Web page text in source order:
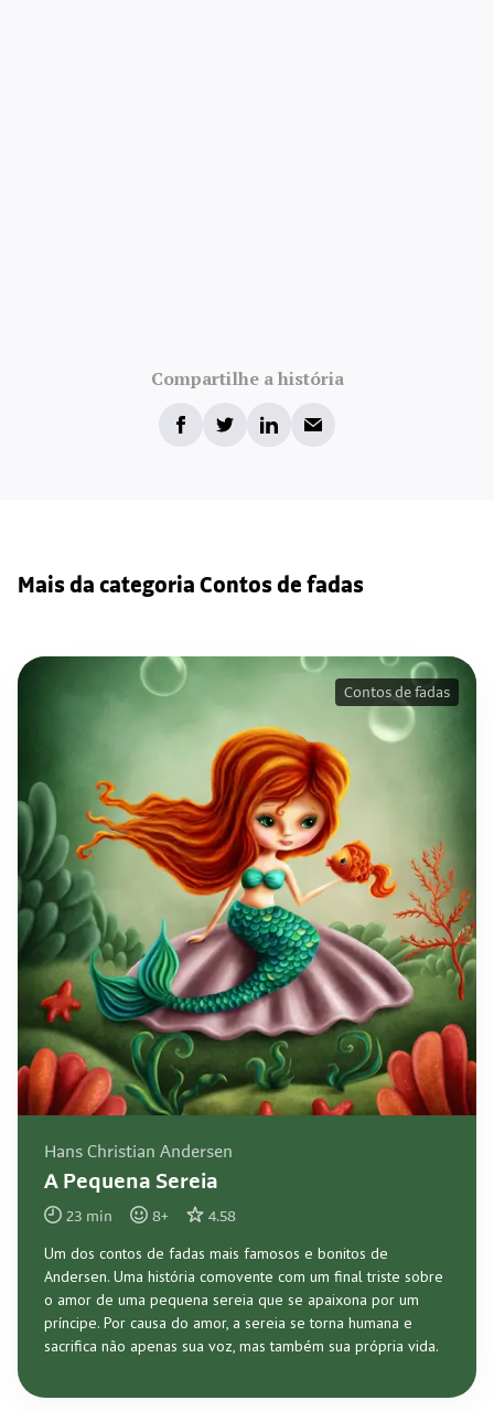
Compartilhe a história
Mais da categoria Contos de fadas
Hans Christian Andersen
A Pequena Sereia
23 min 8+ 4.58
Um dos contos de fadas mais famosos e bonitos de
Andersen. Uma história comovente com um final triste sobre
o amor de uma pequena sereia que se apaixona por um
príncipe. Por causa do amor, a sereia se torna humana e
sacrifica não apenas sua voz, mas também sua própria vida.
Contos de fadas